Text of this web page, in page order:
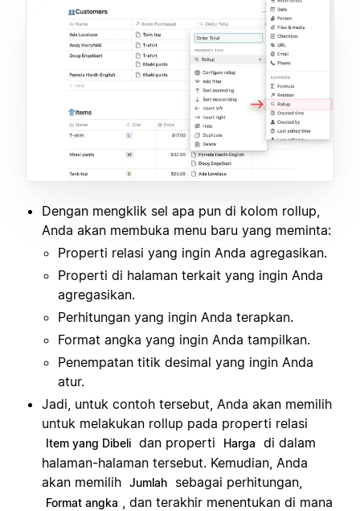
Dengan mengklik sel apa pun di kolom rollup,
Anda akan membuka menu baru yang meminta:
Properti relasi yang ingin Anda agregasikan.
Properti di halaman terkait yang ingin Anda
agregasikan.
Perhitungan yang ingin Anda terapkan.
Format angka yang ingin Anda tampilkan.
Penempatan titik desimal yang ingin Anda
atur.
Jadi, untuk contoh tersebut, Anda akan memilih
untuk melakukan rollup pada properti relasi
Item yang Dibeli dan properti Harga
di dalam
halaman-halaman tersebut. Kemudian, Anda
akan memilih Jumlah sebagai perhitungan,
Format angka , dan terakhir menentukan di mana